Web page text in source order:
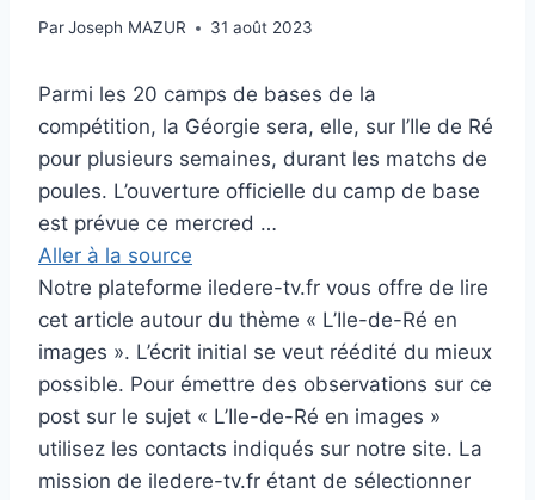
ParJoseph MAZUR 31 août 2023
Parmi les 20 camps de bases de la
compétition, la Géorgie sera, elle, sur l’Ile de Ré
pour plusieurs semaines, durant les matchs de
poules. L’ouverture officielle du camp de base
est prévue ce mercred …
Aller à la source
Notre plateforme iledere-tv.fr vous offre de lire
cet article autour du thème « L’Ile-de-Ré en
images ». L’écrit initial se veut réédité du mieux
possible. Pour émettre des observations sur ce
post sur le sujet « L’Ile-de-Ré en images »
utilisez les contacts indiqués sur notre site. La
mission de iledere-tv.fr étant de sélectionner